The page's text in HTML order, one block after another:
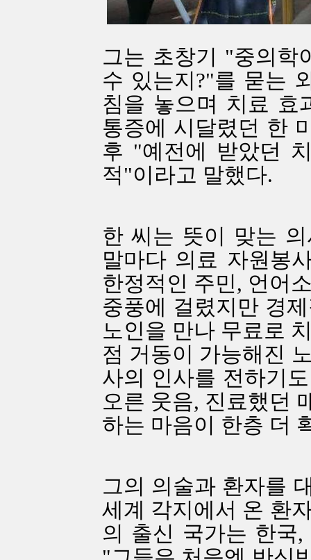
그는 초창기 "중의학
수 있는지?"를 묻는
침을 놓으며 치료 효
통증에 시달렸던 한
후 "예전에 받았던
적"이라고 말했다.
한 씨는 뜻이 맞는
말마다 의료 자원봉
한정적인 주민, 언어
중풍에 걸렸지만 경
노인을 만나 무료로
점 거동이 가능해진
사의 인사를 전하기
오른 웃음, 진료했던
하는 마음이 한층 더
그의 의술과 환자를
세계 각지에서 온 환
의 출신 국가는 한국